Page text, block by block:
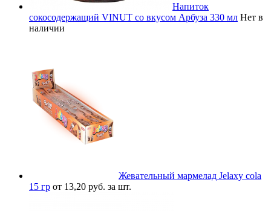
Напиток
сокосодержащий VINUT со вкусом Арбуза 330 мл Нет в
наличии
Жевательный мармелад Jelaxy cola
15 гр от 13,20 руб. за шт.